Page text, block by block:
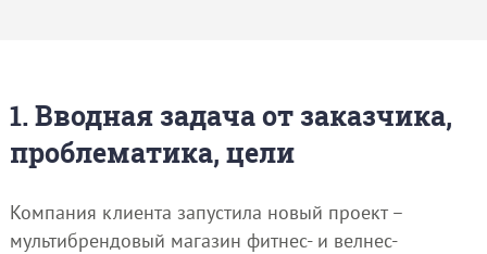
1. Вводная задача от заказчика,
проблематика, цели
Компания клиента запустила новый проект –
мультибрендовый магазин фитнес- и велнес-